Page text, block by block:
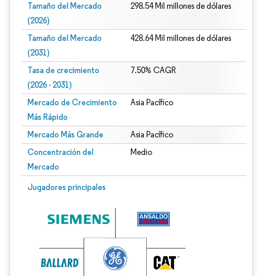
Tamaño del Mercado
(2026)
298.54 Mil millones de dólares
Tamaño del Mercado
(2031)
428.64 Mil millones de dólares
Tasa de crecimiento
(2026 - 2031)
7.50% CAGR
Mercado de Crecimiento
Más Rápido
Asia Pacífico
Mercado Más Grande Asia Pacífico
Concentración del
Mercado
Medio
Jugadores principales
Imagen © Mordor Intelligence. El uso requiere atribución según CC BY 4.0.